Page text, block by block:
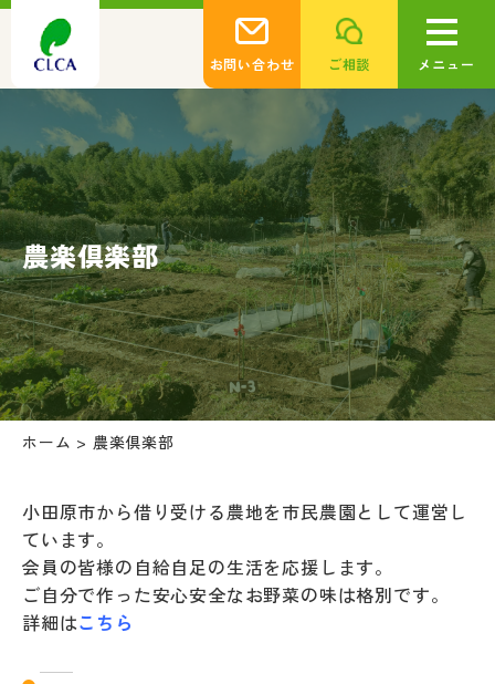
お問い合わせ ご相談 メニュー
農楽倶楽部
ホーム > 農楽倶楽部
小田原市から借り受ける農地を市民農園として運営し
ています。
会員の皆様の自給自足の生活を応援します。
ご自分で作った安心安全なお野菜の味は格別です。
詳細はこちら